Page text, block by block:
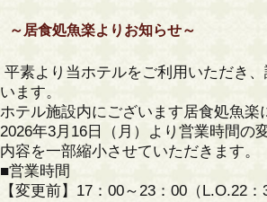
～居食処魚楽よりお知らせ～
平素より当ホテルをご利用いただき
います。
ホテル施設内にございます居食処魚楽
2026年3月16日（月）より 営業時間の
内容を一部縮小させていただきます。
■営業時間
【変更前】17：00～23：00（L.O.22：